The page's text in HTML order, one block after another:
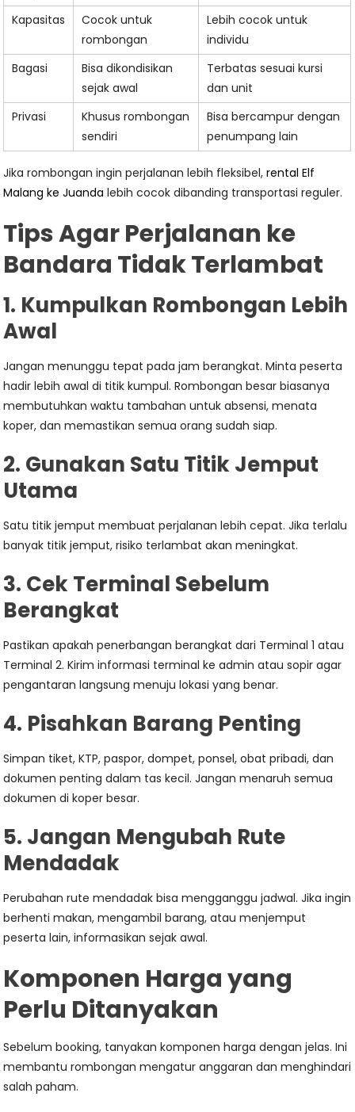
Kapasitas
Cocok untuk
rombongan
Lebih cocok untuk
individu
Bagasi
Bisa dikondisikan
sejak awal
Terbatas sesuai kursi
dan unit
Privasi
Khusus rombongan
sendiri
Bisa bercampur dengan
penumpang lain
Jika rombongan ingin perjalanan lebih fleksibel,rental Elf
Malang ke Juanda lebih cocok dibanding transportasi reguler.
Tips Agar Perjalanan ke
Bandara Tidak Terlambat
1. Kumpulkan Rombongan Lebih
Awal
Jangan menunggu tepat pada jam berangkat. Minta peserta
hadir lebih awal di titik kumpul. Rombongan besar biasanya
membutuhkan waktu tambahan untuk absensi, menata
koper, dan memastikan semua orang sudah siap.
2. Gunakan Satu Titik Jemput
Utama
Satu titik jemput membuat perjalanan lebih cepat. Jika terlalu
banyak titik jemput, risiko terlambat akan meningkat.
3. Cek Terminal Sebelum
Berangkat
Pastikan apakah penerbangan berangkat dari Terminal 1 atau
Terminal 2. Kirim informasi terminal ke admin atau sopir agar
pengantaran langsung menuju lokasi yang benar.
4. Pisahkan Barang Penting
Simpan tiket, KTP, paspor, dompet, ponsel, obat pribadi, dan
dokumen penting dalam tas kecil. Jangan menaruh semua
dokumen di koper besar.
5. Jangan Mengubah Rute
Mendadak
Perubahan rute mendadak bisa mengganggu jadwal. Jika ingin
berhenti makan, mengambil barang, atau menjemput
peserta lain, informasikan sejak awal.
Komponen Harga yang
Perlu Ditanyakan
Sebelum booking, tanyakan komponen harga dengan jelas. Ini
membantu rombongan mengatur anggaran dan menghindari
salah paham.